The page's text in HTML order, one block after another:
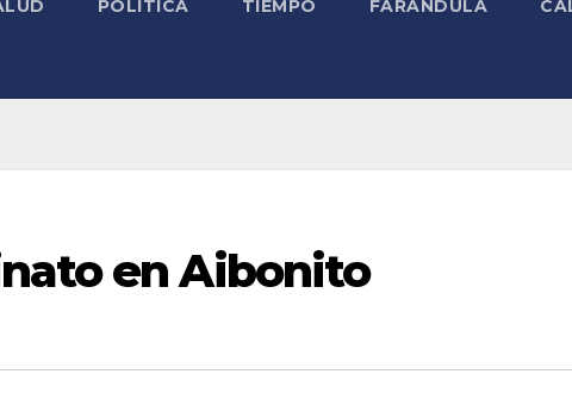
POLÍTICA TIEMPO FARÁNDULA
en Aibonito